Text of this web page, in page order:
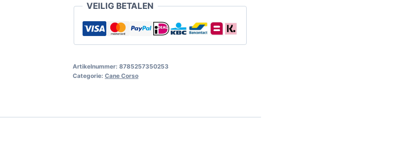
VEILIG BETALEN
Artikelnummer: 8785257350253
Categorie: Cane Corso